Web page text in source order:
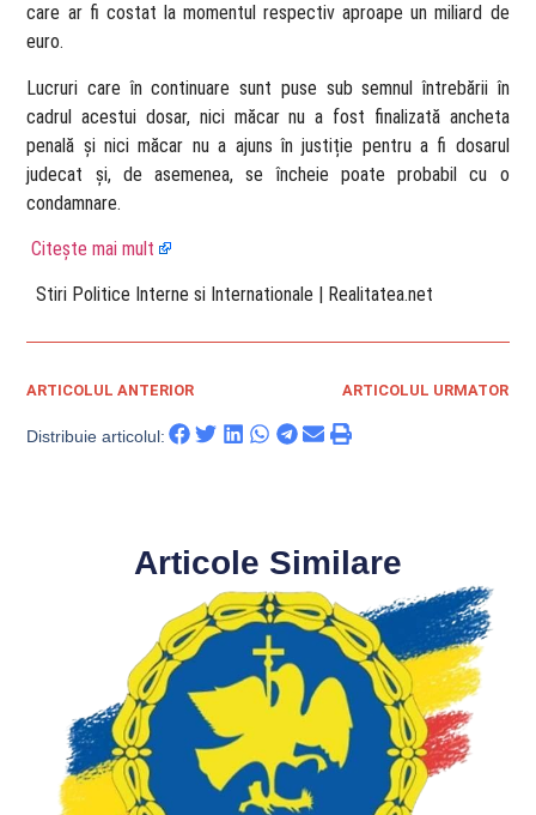
care ar fi costat la momentul respectiv aproape un miliard de
euro.
Lucruri care în continuare sunt puse sub semnul întrebării în
cadrul acestui dosar, nici măcar nu a fost finalizată ancheta
penală și nici măcar nu a ajuns în justiție pentru a fi dosarul
judecat și, de asemenea, se încheie poate probabil cu o
condamnare.
Citește mai mult
​ Stiri Politice Interne si Internationale | Realitatea.net
ARTICOLUL ANTERIOR ARTICOLUL URMATOR
Distribuie articolul:
Articole Similare